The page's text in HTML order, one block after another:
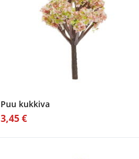
Puu kukkiva
3,45 €